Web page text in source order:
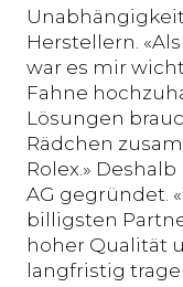
Herstellern.
war es mir
Fahne
Lösungen
Rädchen
Rolex.»
AG gegründet.
billigsten
hoher Qualität
langfristig